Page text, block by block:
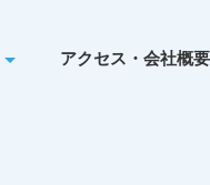
アクセス・会社概要